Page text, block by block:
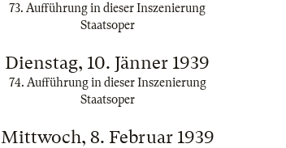
73. Aufführung in dieser Inszenierung
Staatsoper
Dienstag, 10. Jänner 1939
74. Aufführung in dieser Inszenierung
Staatsoper
Mittwoch, 8. Februar 1939